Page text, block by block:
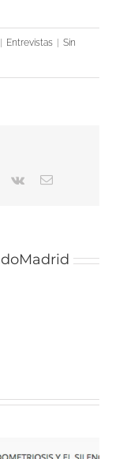
Entrevistas
Sin
Pinterest
Vk
Correo